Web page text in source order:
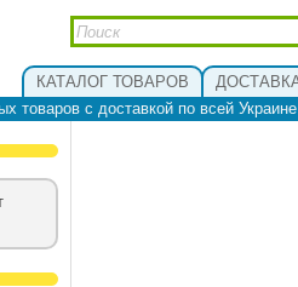
КАТАЛОГ ТОВАРОВ
товаров с доставкой по всей